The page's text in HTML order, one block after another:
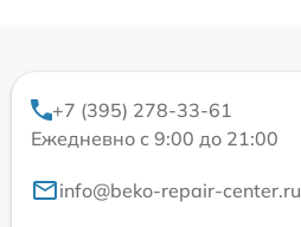
+7 (395) 278-33-61
Ежедневно с 9:00 до 21:00
info@beko-repair-center.ru